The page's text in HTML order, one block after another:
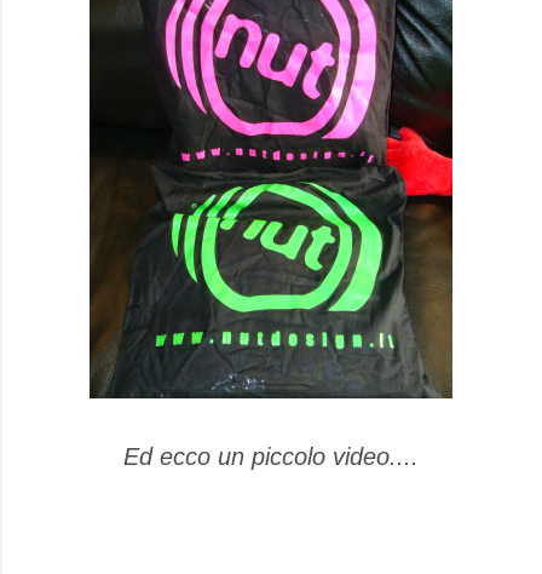
Ed ecco un piccolo video....